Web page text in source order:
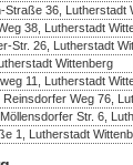
Straße 36, Lutherstadt
38, Lutherstadt
Str. 26, Lutherstadt
Wittenberg
11, Lutherstadt
Weg 76,
Str. 6,
1, Lutherstadt